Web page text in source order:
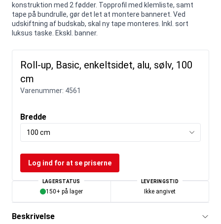
konstruktion med 2 fødder. Topprofil med klemliste, samt
tape på bundrulle, gør det let at montere banneret. Ved
udskiftning af budskab, skal ny tape monteres. Inkl. sort
luksus taske. Ekskl. banner.
Roll-up, Basic, enkeltsidet, alu, sølv, 100
cm
Varenummer: 4561
Bredde
100 cm
Log ind for at se priserne
LAGERSTATUS
150+ på lager
LEVERINGSTID
Ikke angivet
Beskrivelse